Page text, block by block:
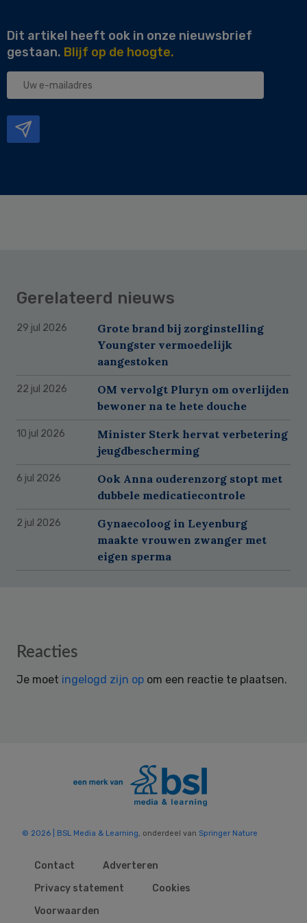
Dit artikel heeft ook in onze nieuwsbrief
gestaan. Blijf op de hoogte.
Uw
Gerelateerd nieuws
29 jul 2026
Grote brand bij zorginstelling
Youngster vermoedelijk
aangestoken
22 jul 2026
OM vervolgt Pluryn om overlijden
bewoner na te hete douche
10 jul 2026
Minister Sterk hervat verbetering
jeugdbescherming
6 jul 2026
Ook Anna ouderenzorg stopt met
dubbele medicatiecontrole
2 jul 2026
Gynaecoloog in Leyenburg
maakte vrouwen zwanger met
eigen sperma
Reader
Reacties
Je moet ingelogd zijn op om een reactie te plaatsen.
© 2026 | BSL Media & Learning, onderdeel van Springer Nature
Contact
Adverteren
Privacy statement
Cookies
Voorwaarden